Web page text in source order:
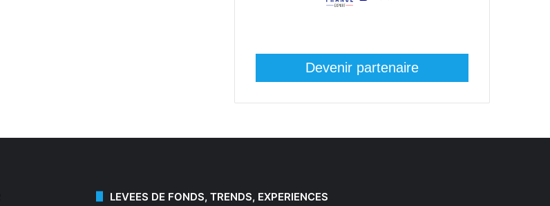
Devenir partenaire
LEVEES DE FONDS, TRENDS, EXPERIENCES